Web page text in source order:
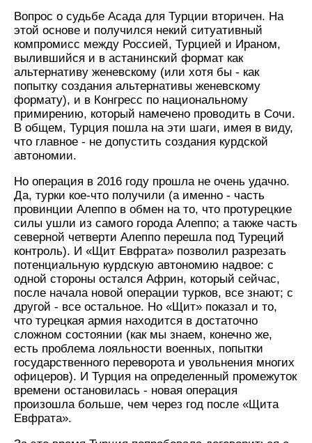
Вопрос о судьбе Асада для Турции вторичен. На
этой основе и получился некий ситуативный
компромисс между Россией, Турцией и Ираном,
вылившийся и в астанинский формат как
альтернативу женевскому (или хотя бы - как
попытку создания альтернативы женевскому
формату), и в Конгресс по национальному
примирению, который намечено проводить в Сочи.
В общем, Турция пошла на эти шаги, имея в виду,
что главное - не допустить создания курдской
автономии.
Но операция в 2016 году прошла не очень удачно.
Да, турки кое-что получили (а именно - часть
провинции Алеппо в обмен на то, что протурецкие
силы ушли из самого города Алеппо; а также часть
северной четверти Алеппо перешла под Туреций
контроль). И «Щит Евфрата» позволил разрезать
потенциальную курдскую автономию надвое: с
одной стороны остался Африн, который сейчас,
после начала новой операции турков, все знают; с
другой - все остальное. Но «Щит» показал и то,
что турецкая армия находится в достаточно
сложном состоянии (как мы знаем, конечно же,
есть проблема лояльности военных, попытки
государственного переворота и увольнения многих
офицеров). И Турция на определенный промежуток
времени остановилась - новая операция
произошла больше, чем через год после «Щита
Евфрата».